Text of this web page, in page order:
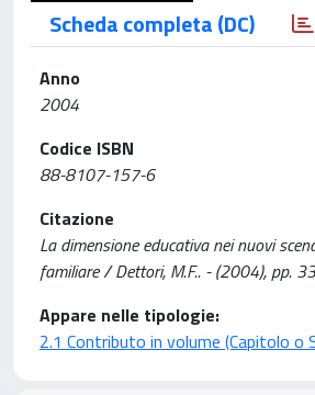
Scheda completa (DC)
Anno
2004
Codice ISBN
88-8107-157-6
Citazione
La dimensione educativa nei nuovi
familiare / Dettori, M.F.. - (2004), pp.
Appare nelle tipologie:
2.1 Contributo in volume (Capitolo o